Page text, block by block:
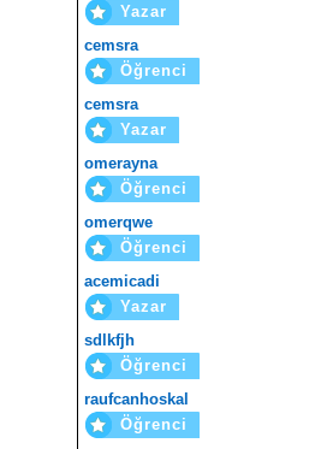
Yazar
cemsra
Öğrenci
cemsra
Yazar
omerayna
Öğrenci
omerqwe
Öğrenci
acemicadi
Yazar
sdlkfjh
Öğrenci
raufcanhoskal
Öğrenci